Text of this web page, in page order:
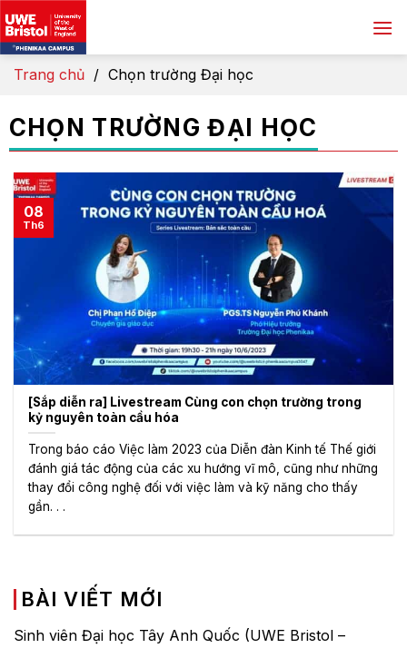
Skip
to
content
Trang chủ / Chọn trường Đại học
CHỌN TRƯỜNG ĐẠI HỌC
[Sắp diễn ra] Livestream Cùng con chọn trường trong
kỷ nguyên toàn cầu hóa
Trong báo cáo Việc làm 2023 của Diễn đàn Kinh tế Thế giới
đánh giá tác động của các xu hướng vĩ mô, cũng như những
thay đổi công nghệ đối với việc làm và kỹ năng cho thấy
gần. . .
08
Th6
BÀI VIẾT MỚI
Sinh viên Đại học Tây Anh Quốc (UWE Bristol –